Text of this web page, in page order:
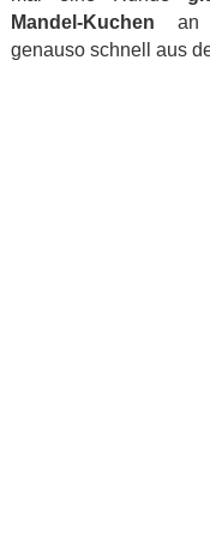
Mandel-Kuchen an
genauso schnell aus